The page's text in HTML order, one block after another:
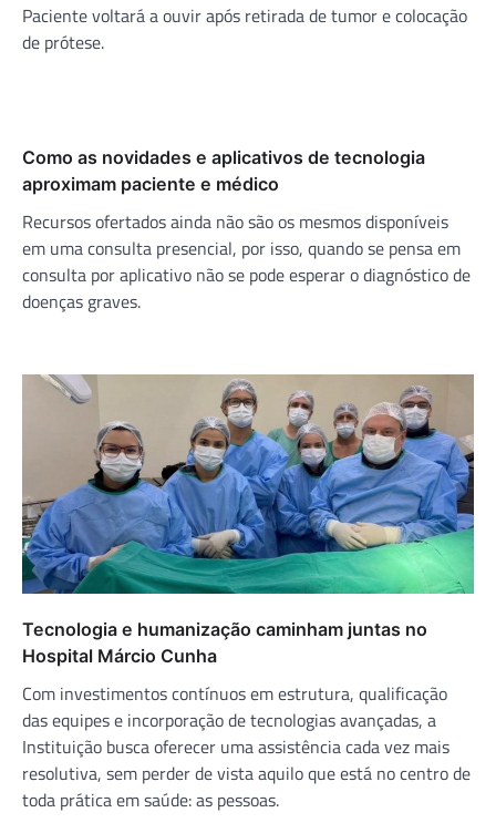
Paciente voltará a ouvir após retirada de tumor e colocação
de prótese.
Como as novidades e aplicativos de tecnologia
aproximam paciente e médico
Recursos ofertados ainda não são os mesmos disponíveis
em uma consulta presencial, por isso, quando se pensa em
consulta por aplicativo não se pode esperar o diagnóstico de
doenças graves.
Tecnologia e humanização caminham juntas no
Hospital Márcio Cunha
Com investimentos contínuos em estrutura, qualificação
das equipes e incorporação de tecnologias avançadas, a
Instituição busca oferecer uma assistência cada vez mais
resolutiva, sem perder de vista aquilo que está no centro de
toda prática em saúde: as pessoas.